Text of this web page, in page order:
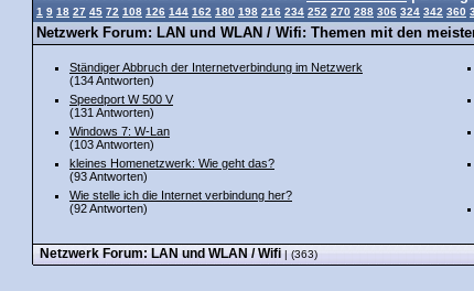
1 9 18 27 45 72 108 126 144 162 180 198 216 234 252 270 288 306 324 342 360
Netzwerk Forum: LAN und WLAN / Wifi: Themen mit den
Ständiger Abbruch der Internetverbindung im Netzwerk
(134 Antworten)
Speedport W 500 V
(131 Antworten)
Windows 7: W-Lan
(103 Antworten)
kleines Homenetzwerk: Wie geht das?
(93 Antworten)
Wie stelle ich die Internet verbindung her?
(92 Antworten)
Netzwerk Forum: LAN und WLAN / Wifi | (363)